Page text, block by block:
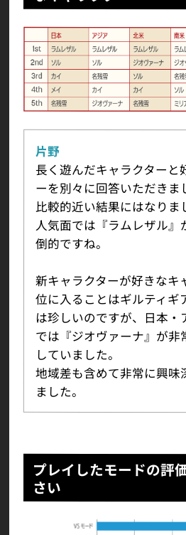
片野
長く遊んだキャラクターと
ーを別々に回答いただきま
比較的近い結果にはなりま
人気面では『ラムレザル』
倒的ですね。
新キャラクターが好きなキ
位に入ることはギルティギ
は珍しいのですが、日本・
では『ジオヴァーナ』が非
していました。
地域差も含めて非常に興味
ました。
プレイしたモードの評
さい